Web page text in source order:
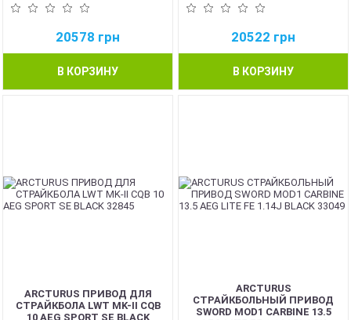
20578 грн
В КОРЗИНУ
20522 грн
В КОРЗИНУ
ARCTURUS ПРИВОД ДЛЯ
СТРАЙКБОЛА LWT MK-II CQB
10 AEG SPORT SE BLACK
ARCTURUS
СТРАЙКБОЛЬНЫЙ ПРИВОД
SWORD MOD1 CARBINE 13.5